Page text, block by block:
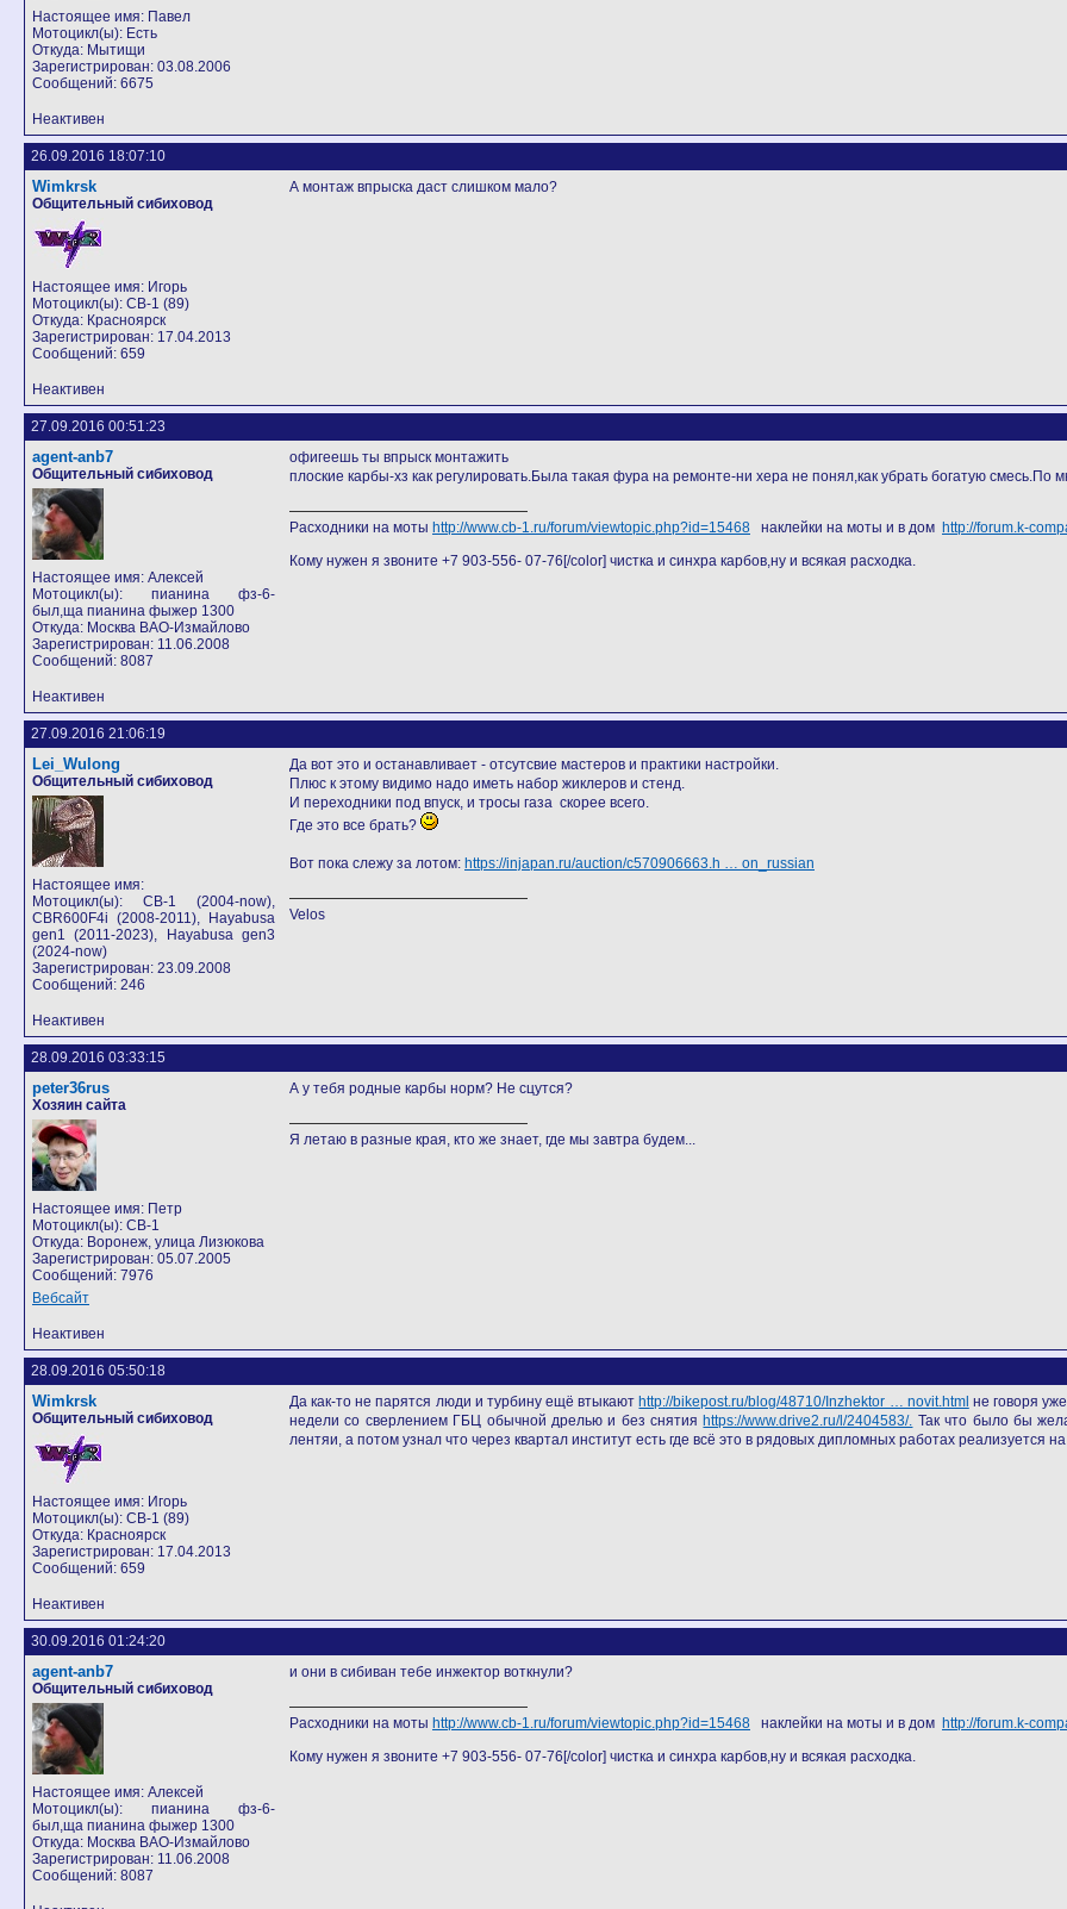
Настоящее имя: Павел
Мотоцикл(ы): Есть
Откуда: Мытищи
Зарегистрирован: 03.08.2006
Сообщений: 6675
Неактивен
26.09.2016 18:07:10
Wimkrsk
Общительный сибиховод
Настоящее имя: Игорь
Мотоцикл(ы): CB-1 (89)
Откуда: Красноярск
Зарегистрирован: 17.04.2013
Сообщений: 659
А монтаж впрыска даст слишком мало?
Неактивен
27.09.2016 00:51:23
agent-anb7
Общительный сибиховод
Настоящее имя: Алексей
Мотоцикл(ы): пианина фз-6-
был,ща пианина фыжер 1300
Откуда: Москва ВАО-Измайлово
Зарегистрирован: 11.06.2008
Сообщений: 8087
офигеешь ты впрыск монтажить
плоские карбы-хз как регулировать.Была такая фура на ремонте-ни хера не понял,как убрать богатую смесь.По
Расходники на моты http://www.cb-1.ru/forum/viewtopic.php?id=15468 наклейки на моты и в дом http://forum.k-
Кому нужен я звоните +7 903-556- 07-76[/color] чистка и синхра карбов,ну и всякая расходка.
Неактивен
27.09.2016 21:06:19
Lei_Wulong
Общительный сибиховод
Настоящее имя:
Мотоцикл(ы): СB-1 (2004-now),
CBR600F4i (2008-2011), Hayabusa
gen1 (2011-2023), Hayabusa gen3
(2024-now)
Зарегистрирован: 23.09.2008
Сообщений: 246
Да вот это и останавливает - отсутсвие мастеров и практики настройки.
Плюс к этому видимо надо иметь набор жиклеров и стенд.
И переходники под впуск, и тросы газа скорее всего.
Где это все брать?
Вот пока слежу за лотом: https://injapan.ru/auction/c570906663.h … on_russian
Velos
Неактивен
28.09.2016 03:33:15
peter36rus
Хозяин сайта
Настоящее имя: Петр
Мотоцикл(ы): CB-1
Откуда: Воронеж, улица Лизюкова
Зарегистрирован: 05.07.2005
Сообщений: 7976
Вебсайт
А у тебя родные карбы норм? Не сцутся?
Я летаю в разные края, кто же знает, где мы завтра будем...
Неактивен
28.09.2016 05:50:18
Wimkrsk
Общительный сибиховод
Настоящее имя: Игорь
Мотоцикл(ы): CB-1 (89)
Откуда: Красноярск
Зарегистрирован: 17.04.2013
Сообщений: 659
Да как-то не парятся люди и турбину ещё втыкают http://bikepost.ru/blog/48710/Inzhektor … novit.html не говоря
недели со сверлением ГБЦ обычной дрелью и без снятия https://www.drive2.ru/l/2404583/. Так что было бы
лентяи, а потом узнал что через квартал институт есть где всё это в рядовых дипломных работах реализуется
Неактивен
30.09.2016 01:24:20
agent-anb7
Общительный сибиховод
Настоящее имя: Алексей
Мотоцикл(ы): пианина фз-6-
был,ща пианина фыжер 1300
Откуда: Москва ВАО-Измайлово
Зарегистрирован: 11.06.2008
Сообщений: 8087
и они в сибиван тебе инжектор воткнули?
Расходники на моты http://www.cb-1.ru/forum/viewtopic.php?id=15468 наклейки на моты и в дом http://forum.k-
Кому нужен я звоните +7 903-556- 07-76[/color] чистка и синхра карбов,ну и всякая расходка.